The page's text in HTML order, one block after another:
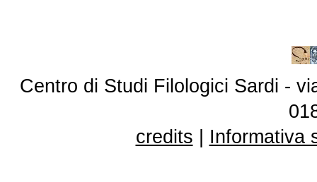
Centro di Studi Filologici Sardi -
credits
Informativa